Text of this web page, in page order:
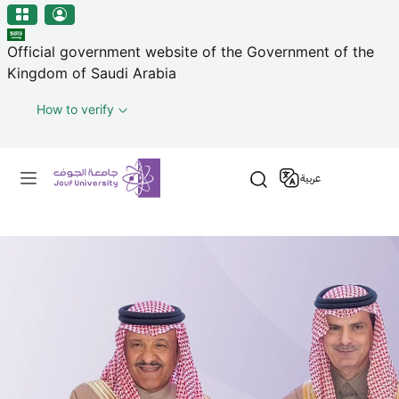
Welcome
to
All
in
Accessibility
منطقة الجوف-جامعة الجوف
Skip to main content
Official government website of the Government of the
Kingdom of Saudi Arabia
How to verify
Primary menu
عربية